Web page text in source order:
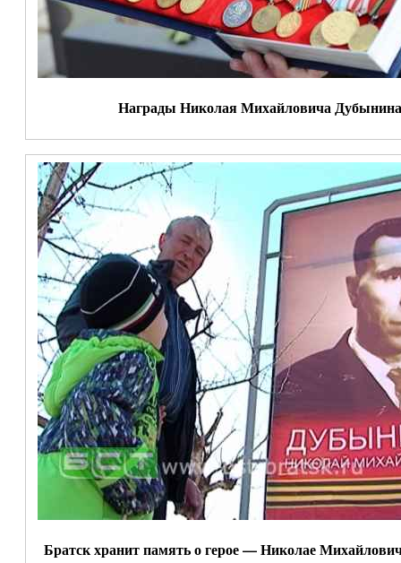
Награды Николая Михайловича Дубынина
Братск хранит память о герое — Николае